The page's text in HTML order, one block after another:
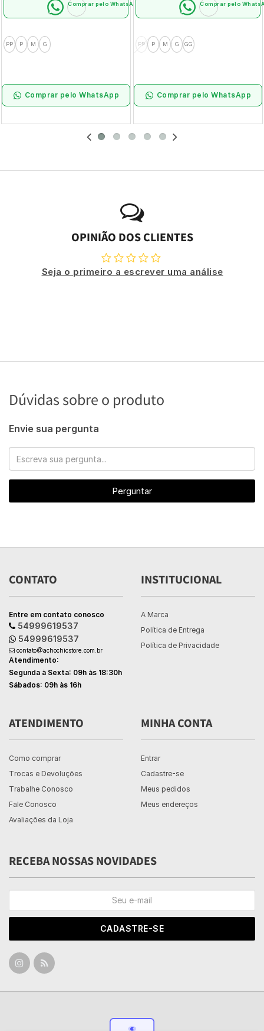
Comprar pelo WhatsApp
PP P M G
Comprar pelo WhatsApp
Comprar pelo
PP P M G GG
Comprar pelo WhatsApp
OPINIÃO DOS CLIENTES
Seja o primeiro a escrever uma análise
Dúvidas sobre o produto
Envie sua pergunta
Perguntar
CONTATO
Entre em contato conosco
54999619537
54999619537
contato@achochicstore.com.br
Atendimento:
Segunda à Sexta: 09h às 18:30h
Sábados: 09h às 16h
INSTITUCIONAL
A Marca
Política de Entrega
Política de Privacidade
ATENDIMENTO
Como comprar
Trocas e Devoluções
Trabalhe Conosco
Fale Conosco
Avaliações da Loja
MINHA CONTA
Entrar
Cadastre-se
Meus pedidos
Meus endereços
RECEBA NOSSAS NOVIDADES
CADASTRE-SE